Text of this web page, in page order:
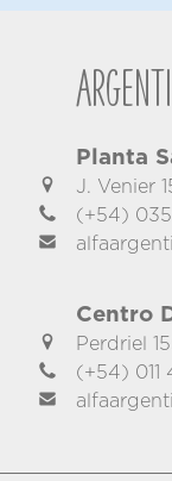
Planta
J. Venier
(+54)
Centro
Perdriel
(+54) 011